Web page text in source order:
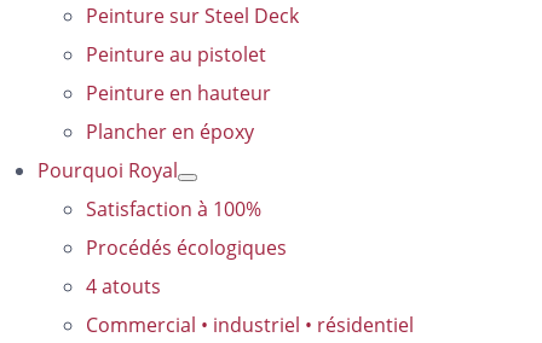
Peinture sur Steel Deck
Peinture au pistolet
Peinture en hauteur
Plancher en époxy
Pourquoi Royal
Satisfaction à 100%
Procédés écologiques
4 atouts
Commercial • industriel • résidentiel